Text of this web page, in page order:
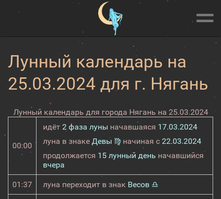
Лунный календарь на
25.03.2024 для г. Нягань
Лунный календарь для города Нягань на 25.03.2024
00:00
идёт 2 фаза луны начавшаяся 17.03.2024
луна в знаке Девы ♍ начиная с 22.03.2024
продолжается 15 лунный день начавшийся
вчера
01:37 луна переходит в знак Весов ♎